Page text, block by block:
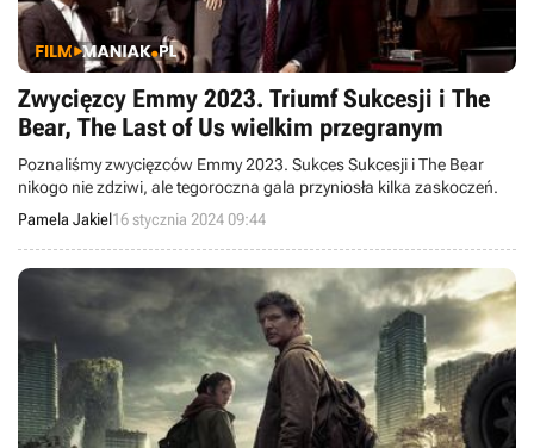
Zwycięzcy Emmy 2023. Triumf Sukcesji i The
Bear, The Last of Us wielkim przegranym
Poznaliśmy zwycięzców Emmy 2023. Sukces Sukcesji i The Bear
nikogo nie zdziwi, ale tegoroczna gala przyniosła kilka zaskoczeń.
Pamela Jakiel16 stycznia 2024 09:44